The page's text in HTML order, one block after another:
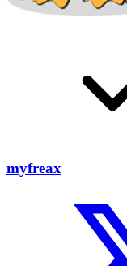
myfreax